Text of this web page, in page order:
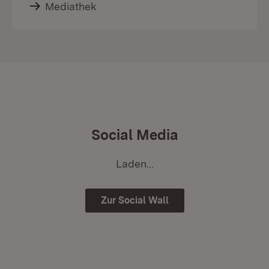
Mediathek
Social Media
Laden...
Zur Social Wall